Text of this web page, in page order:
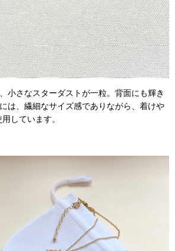
小さなスターダストが一粒。背面にも輝き
は、繊細なサイズ感でありながら、着けや
しています。